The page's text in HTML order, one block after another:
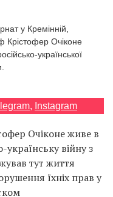
у Кремінній,
Крістофер Очіконе
української
, Instagram
Очіконе живе в
українську війну з
тут життя
їхніх прав у